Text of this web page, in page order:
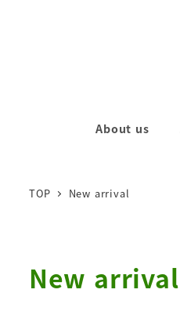
About us
TOP New arrival
New arrival